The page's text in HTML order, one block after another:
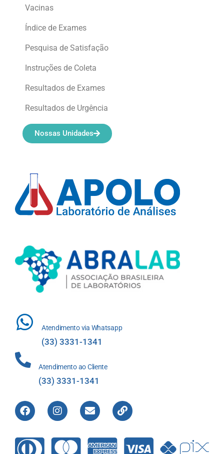
Atendimento via Whatsapp
(33) 3331-1341
Atendimento ao Cliente
(33) 3331-1341
Vacinas
Índice de Exames
Pesquisa de Satisfação
Instruções de Coleta
Resultados de Exames
Resultados de Urgência
Nossas Unidades